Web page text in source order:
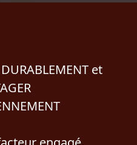
DURABLEMENT et